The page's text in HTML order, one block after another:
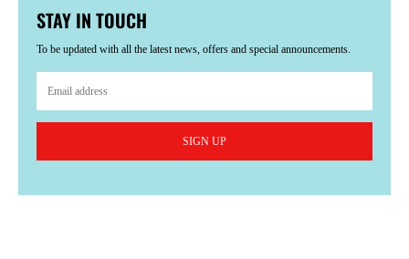
STAY IN TOUCH
To be updated with all the latest news, offers and special announcements.
SIGN UP